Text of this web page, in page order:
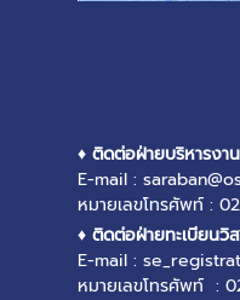
♦ ติดต่อฝ่ายบริหารงา
E-mail :
หมายเลขโทรศัพท์ :
♦ ติดต่อฝ่ายทะเบียนวิ
E-mail :
หมายเลขโทรศัพท์ :